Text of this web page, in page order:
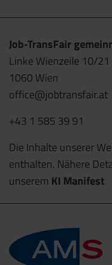
Job-TransFair
Linke Wienzeile 10/
1060 Wien
office@jobtransfair.at
+43 1 585 39 91
Die Inhalte unserer
enthalten. Nähere
unserem KI Manifest